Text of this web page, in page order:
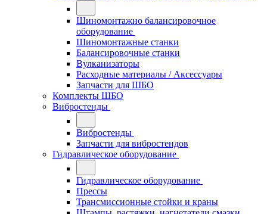
Шиномонтажно балансировочное
оборудование
Шиномонтажные станки
Балансировочные станки
Вулканизаторы
Расходные материалы / Аксессуары
Запчасти для ШБО
Комплекты ШБО
Вибростенды
Вибростенды
Запчасти для вибростендов
Гидравлическое оборудование
Гидравлическое оборудование
Прессы
Трансмиссионные стойки и краны